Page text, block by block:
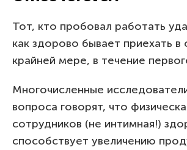
Тот, кто пробовал работать
как здорово бывает приехать
крайней мере, в течение
Многочисленные
вопроса говорят, что
сотрудников (не интимная!)
способствует увеличению